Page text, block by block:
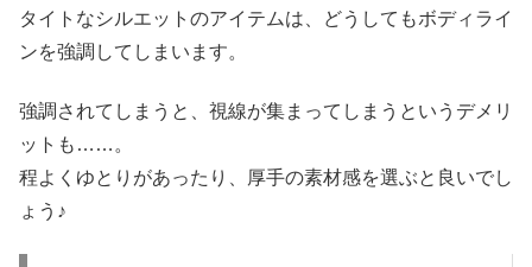
タイトなシルエットのアイテムは、どうしてもボディライ
ンを強調してしまいます。
強調されてしまうと、視線が集まってしまうというデメリ
ットも……。
程よくゆとりがあったり、厚手の素材感を選ぶと良いでし
ょう♪